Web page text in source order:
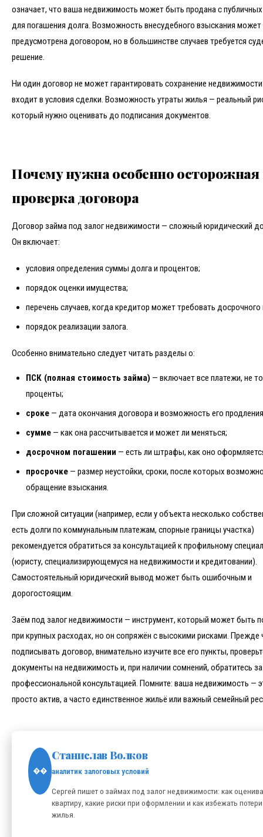
означает, что ваша недвижимость может быть продана с публичных
для погашения долга. Возможность внесудебного взыскания
предусмотрена договором, но в большинстве случаев требуется
решение.
Ни один договор не может гарантировать сохранение
входит в условия сделки. Возможность утраты жилья — реальный
который нужно оценивать до подписания документов.
Почему нужна особенно осторожная
проверка договора
Договор займа под залог недвижимости — сложный юридический
Он включает:
условия определения суммы долга и процентов;
порядок оценки имущества;
перечень случаев, когда кредитор может требовать досрочного
порядок реализации залога.
Особенно внимательно следует читать разделы о:
ПСК (полная стоимость займа) — включает все платежи, не
проценты;
сроке — дата окончания договора и возможность его
сумме — как она рассчитывается и может ли меняться;
досрочном погашении — есть ли штрафы, как оно
просрочке — размер неустойки, сроки, после которых
обращение взыскания.
При сложной ситуации (например, если у объекта несколько
есть долги по коммунальным платежам, спорные границы участка)
рекомендуется обратиться за консультацией к профильному
(юристу, специализирующемуся на недвижимости и кредитовании).
Самостоятельный юридический вывод может быть ошибочным и
дорогостоящим.
Заём под залог недвижимости — инструмент, который может быть
при крупных расходах, но он сопряжён с высокими рисками. Прежде
подписывать договор, внимательно изучите все его пункты,
документы на недвижимость и, при наличии сомнений, обратитесь за
профессиональной консультацией. Помните: ваша недвижимость —
просто актив, а часто единственное жильё или важный семейный
��
Станислав Волков
аналитик залоговых условий
Сергей пишет о займах под залог недвижимости: как
квартиру, какие риски при оформлении и как избежать потери
жилья.